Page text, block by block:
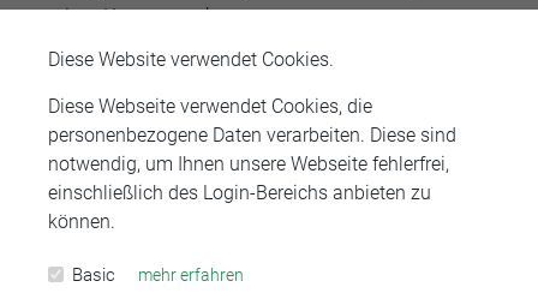
Diese Website verwendet Cookies.
Diese Webseite verwendet Cookies, die
personenbezogene Daten verarbeiten. Diese sind
notwendig, um Ihnen unsere Webseite fehlerfrei,
einschließlich des Login-Bereichs anbieten zu
können.
Basic mehr erfahren
sonstiger Korrespondenz
Fristen- und Terminmanagement
Eigenständige Aktenführung und -pflege
Kommunikation mit Gerichten, Behörden und Mandanten
Abrechnung überwiegend nach RVG